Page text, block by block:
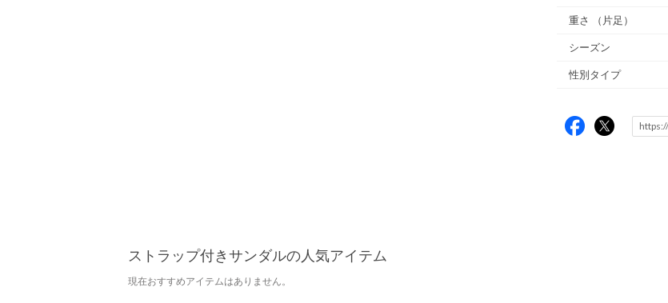
重さ （片足）
シーズン
性別タイプ
ストラップ付きサンダルの人気アイテム
現在おすすめアイテムはありません。